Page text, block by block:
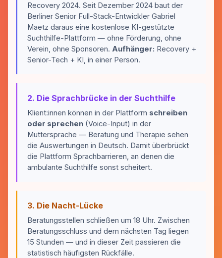
Recovery 2024. Seit Dezember 2024 baut der
Berliner Senior Full-Stack-Entwickler Gabriel
Maetz daraus eine kostenlose KI-gestützte
Suchthilfe-Plattform — ohne Förderung, ohne
Verein, ohne Sponsoren. Aufhänger: Recovery +
Senior-Tech + KI, in einer Person.
2. Die Sprachbrücke in der Suchthilfe
Klient:innen können in der Plattform schreiben
oder sprechen (Voice-Input) in der
Muttersprache — Beratung und Therapie sehen
die Auswertungen in Deutsch. Damit überbrückt
die Plattform Sprachbarrieren, an denen die
ambulante Suchthilfe sonst scheitert.
3. Die Nacht-Lücke
Beratungsstellen schließen um 18 Uhr. Zwischen
Beratungsschluss und dem nächsten Tag liegen
15 Stunden — und in dieser Zeit passieren die
statistisch häufigsten Rückfälle.